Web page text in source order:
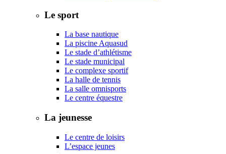
Le sport
La base nautique
La piscine Aquasud
Le stade d’athlétisme
Le stade municipal
Le complexe sportif
La halle de tennis
La salle omnisports
Le centre équestre
La jeunesse
Le centre de loisirs
L’espace jeunes